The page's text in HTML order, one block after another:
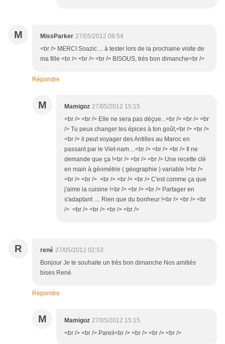
M MissParker 27/05/2012 08:54
<br /> MERCI Soazic ... à tester lors de la prochaine visite de
ma fille <br /> <br /> <br /> BISOUS, très bon dimanche<br />
Répondre
M Mamigoz 27/05/2012 15:15
<br /> <br /> Elle ne sera pas déçue...<br /> <br /> <br
/> Tu peux changer les épices à ton goût,<br /> <br />
<br /> il peut voyager des Antilles au Maroc en
passant par le Viet-nam....<br /> <br /> <br /> Il ne
demande que ça !<br /> <br /> <br /> Une recette clé
en main à géométrie ( géographie ) variable !<br />
<br /> <br /> <br /> <br /> <br /> C'est comme ça que
j'aime la cuisine !<br /> <br /> <br /> Partager en
s'adaptant .... Rien que du bonheur !<br /> <br /> <br
/> <br /> <br /> <br /> <br />
R rené 27/05/2012 02:53
Bonjour Je te souhaite un très bon dimanche Nos amitiés
bises René
Répondre
M Mamigoz 27/05/2012 15:15
<br /> <br /> Pareil<br /> <br /> <br /> <br />